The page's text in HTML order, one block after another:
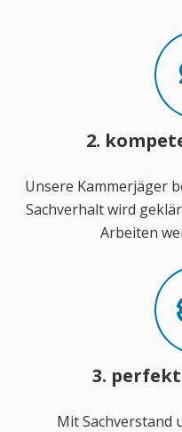
2.
Unsere Kammerjäger
Sachverhalt wird
Arbeiten
3.
Mit Sachverstand